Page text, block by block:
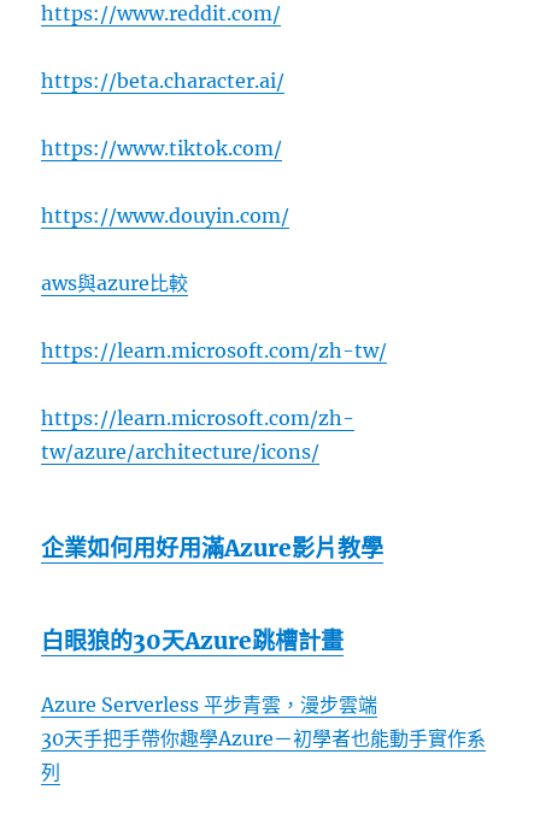
https://www.reddit.com/
https://beta.character.ai/
https://www.tiktok.com/
https://www.douyin.com/
aws與azure比較
https://learn.microsoft.com/zh-tw/
https://learn.microsoft.com/zh-
tw/azure/architecture/icons/
企業如何用好用滿Azure影片教學
白眼狼的30天Azure跳槽計畫
Azure Serverless 平步青雲，漫步雲端
30天手把手帶你趣學Azure－初學者也能動手實作系
列